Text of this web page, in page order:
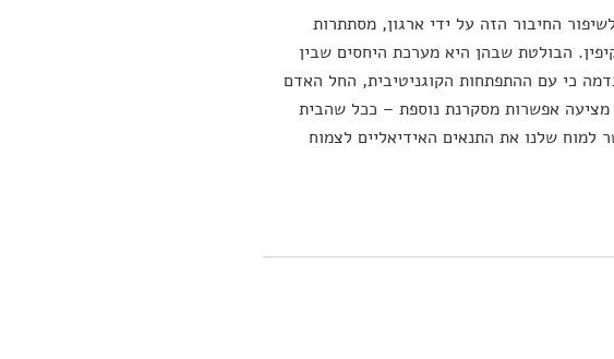
החיבור הזה על ידי ארגון, מסתתרות
הבולטת שבהן היא מערכת היחסים שבין
כי עם ההתפתחות הקוגניטיבית, החל האדם
מציעה אפשרות מסקרנת נוספת – ככל שהבית
למוח שלנו את התנאים האידיאליים לצמוח